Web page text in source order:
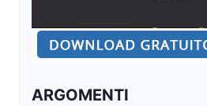
ARGOMENTI